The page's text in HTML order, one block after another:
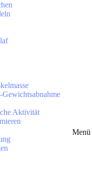
Menü
Aktivität